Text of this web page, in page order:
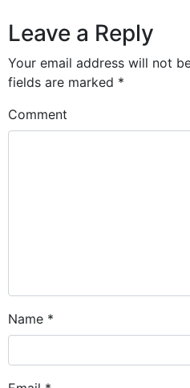
Leave a Reply
Your email address will not
fields are marked *
Comment
Name *